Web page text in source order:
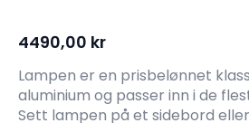
4490,00 kr
Lampen er en prisbelønnet
aluminium og passer inn i de
Sett lampen på et sidebord